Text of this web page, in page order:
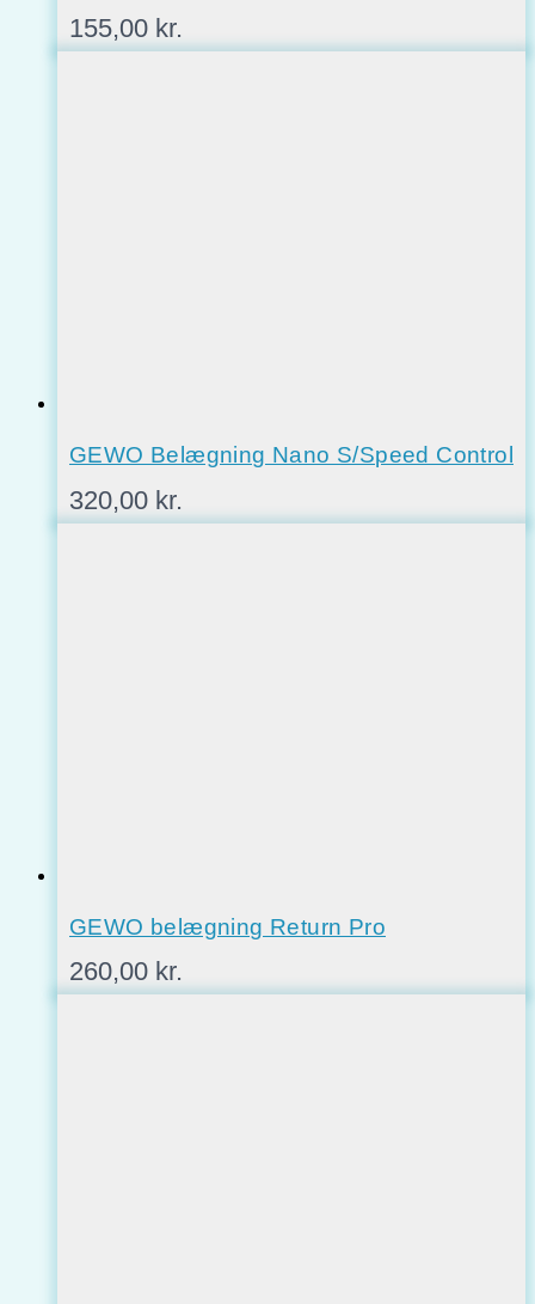
155,00 kr.
GEWO Belægning Nano S/Speed Control
320,00 kr.
GEWO belægning Return Pro
260,00 kr.